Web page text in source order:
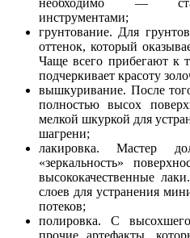
инструментами;
грунтование. Для
оттенок, который
Чаще всего прибегают к
подчеркивает красоту
вышкуривание. После
полностью высох
мелкой шкуркой для
шагрени;
лакировка. Мастер
«зеркальность»
высококачественные
слоев для устранения
потеков;
полировка. С
прочие артефакты,